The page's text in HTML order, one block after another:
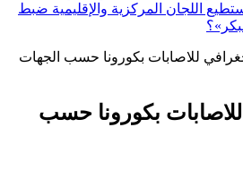
اللجان المركزية والإقليمية ضبط
للاصابات بكورونا حسب الجهات
للاصابات بكورونا حسب